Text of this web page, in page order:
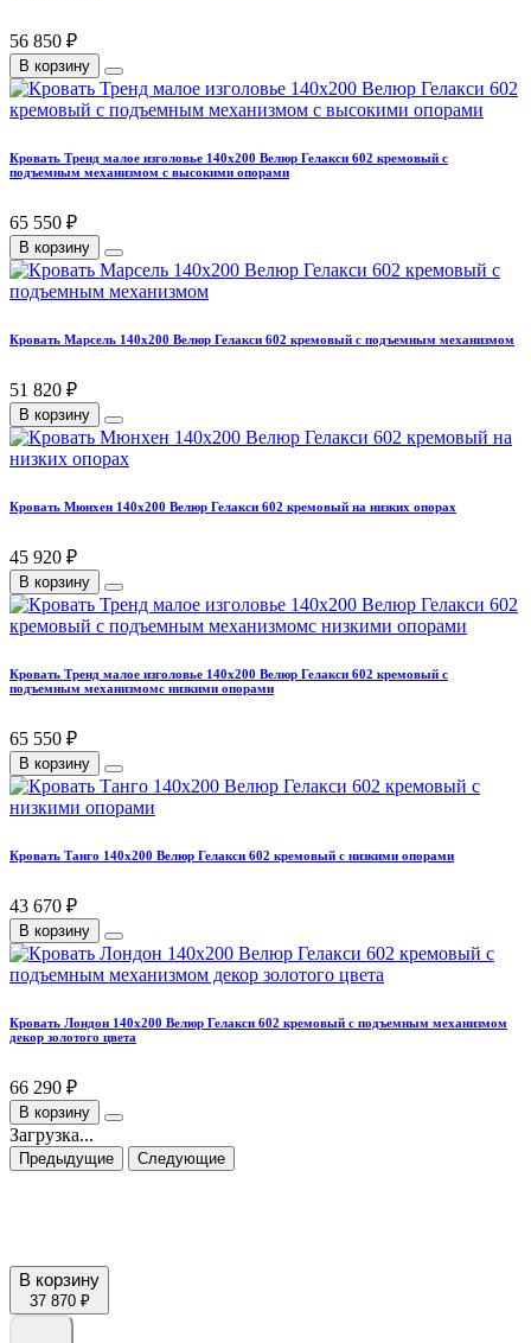
56 850 ₽
В корзину
Кровать Тренд малое изголовье 140х200 Велюр Гелакси 602 кремовый с
подъемным механизмом с высокими опорами
65 550 ₽
В корзину
Кровать Марсель 140х200 Велюр Гелакси 602 кремовый с подъемным механизмом
51 820 ₽
В корзину
Кровать Мюнхен 140х200 Велюр Гелакси 602 кремовый на низких опорах
45 920 ₽
В корзину
Кровать Тренд малое изголовье 140х200 Велюр Гелакси 602 кремовый с
подъемным механизмомс низкими опорами
65 550 ₽
В корзину
Кровать Танго 140х200 Велюр Гелакси 602 кремовый с низкими опорами
43 670 ₽
В корзину
Кровать Лондон 140х200 Велюр Гелакси 602 кремовый с подъемным механизмом
декор золотого цвета
66 290 ₽
В корзину
Загрузка...
Предыдущие Следующие
В корзину
37 870 ₽